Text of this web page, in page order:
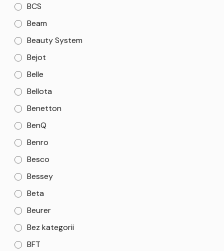
BCS
Beam
Beauty System
Bejot
Belle
Bellota
Benetton
BenQ
Benro
Besco
Bessey
Beta
Beurer
Bez kategorii
BFT